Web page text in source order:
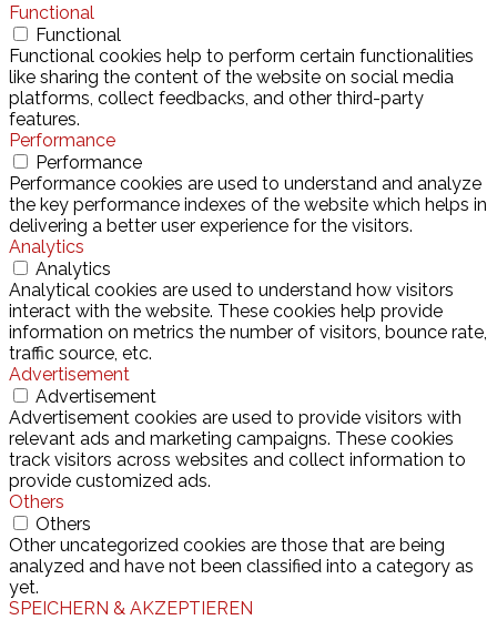
Functional
Functional
Functional cookies help to perform certain functionalities
like sharing the content of the website on social media
platforms, collect feedbacks, and other third-party
features.
Performance
Performance
Performance cookies are used to understand and analyze
the key performance indexes of the website which helps in
delivering a better user experience for the visitors.
Analytics
Analytics
Analytical cookies are used to understand how visitors
interact with the website. These cookies help provide
information on metrics the number of visitors, bounce rate,
traffic source, etc.
Advertisement
Advertisement
Advertisement cookies are used to provide visitors with
relevant ads and marketing campaigns. These cookies
track visitors across websites and collect information to
provide customized ads.
Others
Others
Other uncategorized cookies are those that are being
analyzed and have not been classified into a category as
yet.
SPEICHERN & AKZEPTIEREN